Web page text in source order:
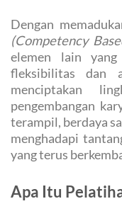
Dengan
(Competency
elemen lain
fleksibilitas dan
menciptakan
pengembangan
terampil, berdaya
menghadapi
yang terus
Apa Itu